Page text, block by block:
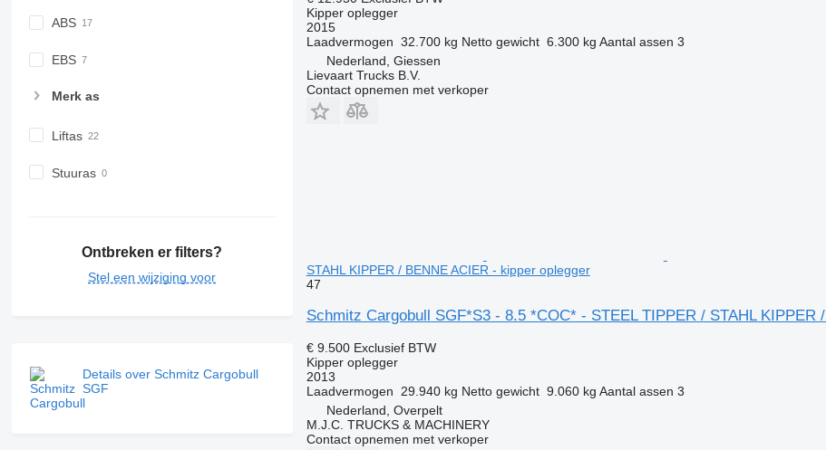
ABS
EBS
Merk as
Liftas
Stuuras
Ontbreken er filters?
Stel een wijziging voor
Details over Schmitz Cargobull
SGF
Kipper oplegger
2015
Laadvermogen 32.700 kg Netto gewicht 6.300 kg Aantal assen 3
Nederland, Giessen
Lievaart Trucks B.V.
Contact opnemen met verkoper
STAHL KIPPER / BENNE ACIER - kipper oplegger
47
Schmitz Cargobull SGF*S3 - 8.5 *COC* - STEEL TIPPER / STAHL KIPPER
€ 9.500 Exclusief BTW
Kipper oplegger
2013
Laadvermogen
29.940 kg Netto gewicht 9.060 kg Aantal assen 3
Nederland, Overpelt
M.J.C. TRUCKS & MACHINERY
Contact opnemen met verkoper